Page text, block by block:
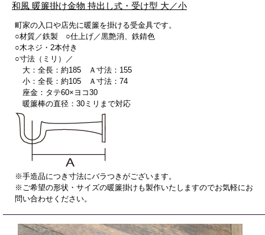
和風 暖簾掛け金物 持出し式 ・受け型 大／小
町家の入口や店先に暖簾を掛ける受金具です。
○材質／鉄製 ○仕上げ／黒艶消、鉄錆色
○木ネジ・2本付き
○寸法（ミリ）／
大：全長：約185 Ａ寸法：155
小：全長：約105 Ａ寸法：74
座金：タテ60×ヨコ30
暖簾棒の直径：30ミリまで対応
※手造品につき寸法にバラつきがございます。
※ご希望の形状・サイズの暖簾掛けも製作いたしますのでお気軽にお
問い合わせください。